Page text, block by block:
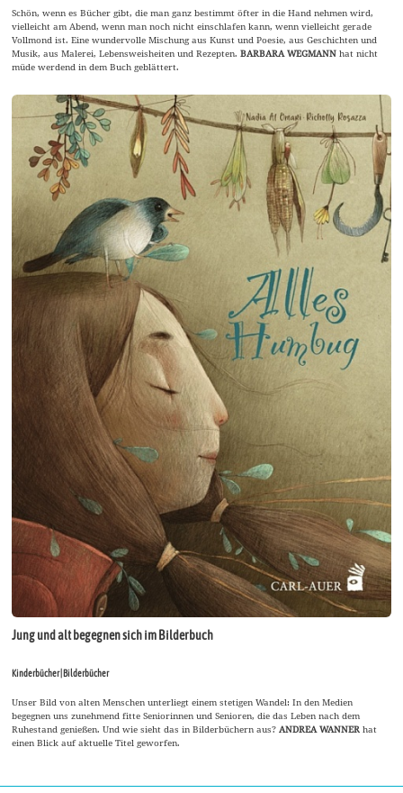
Schön, wenn es Bücher gibt, die man ganz bestimmt öfter in die Hand nehmen wird,
vielleicht am Abend, wenn man noch nicht einschlafen kann, wenn vielleicht gerade
Vollmond ist. Eine wundervolle Mischung aus Kunst und Poesie, aus Geschichten und
Musik, aus Malerei, Lebensweisheiten und Rezepten.BARBARA WEGMANNhat nicht
müde werdend in dem Buch geblättert.
Jung und alt begegnen sich im Bilderbuch
Kinderbücher | Bilderbücher
Unser Bild von alten Menschen unterliegt einem stetigen Wandel: In den Medien
begegnen uns zunehmend fitte Seniorinnen und Senioren, die das Leben nach dem
Ruhestand genießen. Und wie sieht das in Bilderbüchern aus? ANDREA WANNERhat
einen Blick auf aktuelle Titel geworfen.